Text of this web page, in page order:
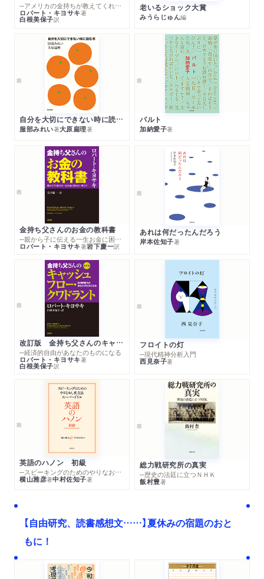
─アメリカの金持ちが教えてくれるお金の哲学
ロバート・キヨサキ著
白根美保子訳
老いるショック大賞
みうらじゅん編
自分を大切にできない時に読む本
服部みれい著大原扁理著
パルト
加納愛子著
金持ち父さんのお金の教科書
─親から子に伝える一生お金に困らない考え方
ロバート・キヨサキ著岩下慶一訳
あれは何だったんだろう
岸本佐知子著
改訂版 金持ち父さんのキャッシュフロー・クワドラント
─経済的自由があなたのものになる
ロバート・キヨサキ著
白根美保子訳
フロイトの灯
─現代精神分析入門
西見奈子著
英語のハノン 初級
─スピーキングのためのやりなおし英文法スーパードリル
横山雅彦著中村佐知子著
総力戦研究所の真実
─歴史の法廷に立つＮＨＫ
飯村豊著
【自由研究、読書感想文……】夏休みの宿題のおと
もに！